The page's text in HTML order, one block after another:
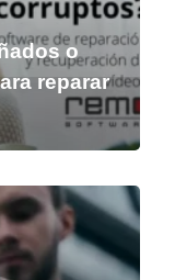
o
reparar